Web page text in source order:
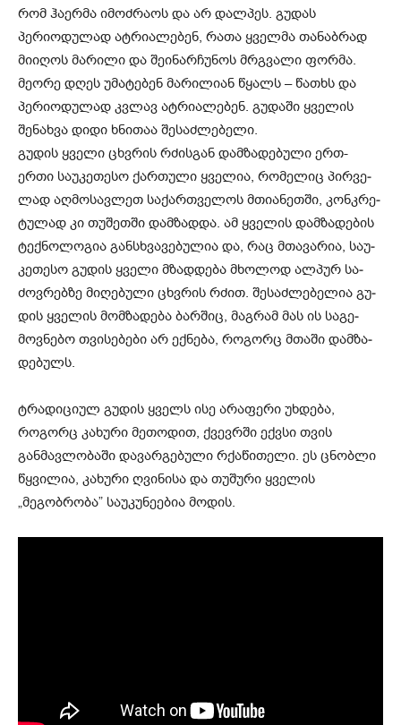
რომ ჰაერმა იმოძრაოს და არ დალპეს. გუდას
პერიოდულად ატრიალებენ, რათა ყველმა თანაბრად
მიიღოს მარილი და შეინარჩუნოს მრგვალი ფორმა.
მეორე დღეს უმატებენ მარილიან წყალს – წათხს და
პერიოდულად კვლავ ატრიალებენ. გუდაში ყველის
შენახვა დიდი ხნითაა შესაძლებელი.
გუ­დის ყვე­ლი ცხვრის რძის­გან დამ­ზა­დე­ბუ­ლი ერთ-
ერთი სა­უ­კე­თე­სო ქარ­თუ­ლი ყვე­ლია, რო­მე­ლიც პირ­ვე­
ლად აღ­მო­სავ­ლეთ სა­ქარ­თვე­ლოს მთი­ა­ნეთ­ში, კონ­კრე­
ტუ­ლად კი თუ­შეთ­ში დამ­ზად­და. ამ ყვე­ლის დამ­ზა­დე­ბის
ტექ­ნო­ლო­გია გან­სხვა­ვე­ბუ­ლია და, რაც მთა­ვა­რია, სა­უ­
კე­თე­სო გუ­დის ყვე­ლი მზად­დე­ბა მხო­ლოდ ალ­პურ სა­
ძოვ­რებ­ზე მი­ღე­ბუ­ლი ცხვრის რძით. შე­საძ­ლე­ბე­ლია გუ­
დის ყვე­ლის მომ­ზა­დე­ბა ბარ­შიც, მაგ­რამ მას ის სა­გე­
მოვ­ნე­ბო თვი­სე­ბე­ბი არ ექ­ნე­ბა, რო­გორც მთა­ში დამ­ზა­
დე­ბულს.
ტრადიციულ გუდის ყველს ისე არაფერი უხდება,
როგორც კახური მეთოდით, ქვევრში ექვსი თვის
განმავლობაში დავარგებული რქაწითელი. ეს ცნობლი
წყვილია, კახური ღვინისა და თუშური ყველის
„მეგობრობა” საუკუნეებია მოდის.